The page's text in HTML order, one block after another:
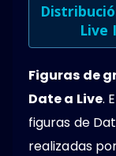
Live
Figuras de
Date a Live.
figuras de
realizadas